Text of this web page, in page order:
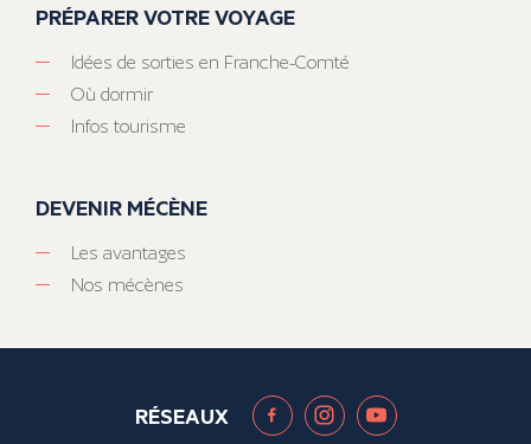
PRÉPARER VOTRE VOYAGE
Idées de sorties en Franche-Comté
Où dormir
Infos tourisme
DEVENIR MÉCÈNE
Les avantages
Nos mécènes
RÉSEAUX